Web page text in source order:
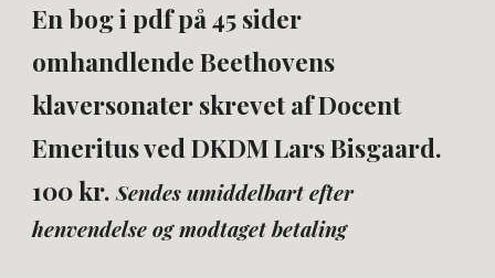
En bog i pdf på 45 sider
omhandlende Beethovens
klaversonater skrevet af Docent
Emeritus ved DKDM Lars Bisgaard.
100 kr.Sendes umiddelbart efter
henvendelse og modtaget betaling